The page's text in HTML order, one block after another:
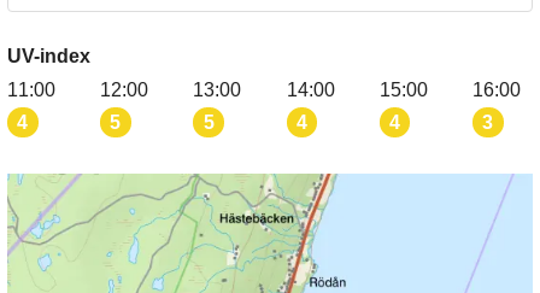
UV-index
11:00
4
12:00
5
13:00
5
14:00
4
15:00
4
16:00
3